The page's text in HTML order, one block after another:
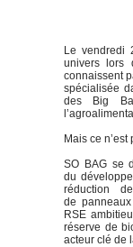
Le vendredi
univers lors
connaissent
spécialisée
des Big
Mais ce n’est
SO BAG se
du
réduction
de
RSE
réserve de
acteur clé de